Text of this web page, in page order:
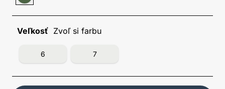
Veľkosť Zvoľ si farbu
6 7